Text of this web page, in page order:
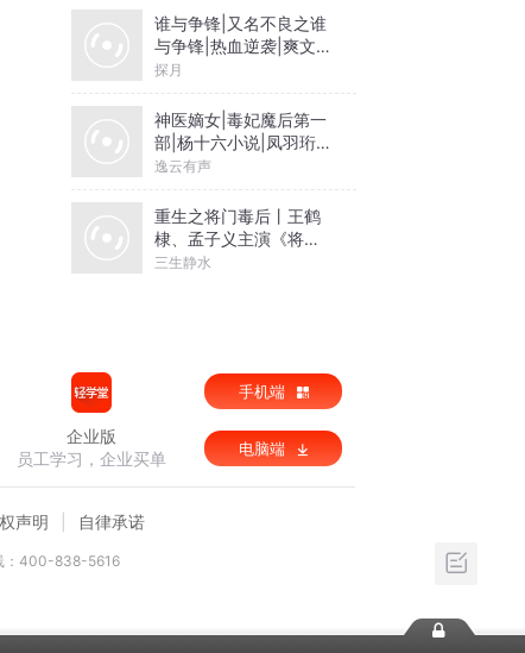
谁与争锋|又名不良之谁
与争锋|热血逆袭|爽文爆
笑|会员免费
探月
神医嫡女|毒妃魔后第一
部|杨十六小说|凤羽珩玄
天冥
逸云有声
重生之将门毒后丨王鹤
棣、孟子义主演《将门
独后》原著丨千山茶客
三生静水
企业版
员工学习，企业买单
手机端
电脑端
声明 自律承诺
：400-838-5616